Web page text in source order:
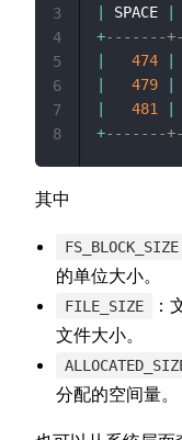
SPACE
+-------
474
479
481
+-------
3
4
5
6
7
8
其中
FS_BLOCK_SIZE
的单位大小。
FILE_SIZE
：
文件大小。
分配的空间量。